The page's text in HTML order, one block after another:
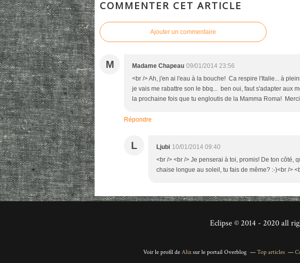
COMMENTER CET ARTICLE
Ajouter un commentaire
M Madame Chapeau 09/01/2014 23:56
<br /> Ah, j'en ai l'eau à la bouche! Ca respire l'Italie... à
je vais me rabattre son le bbq... ben oui, faut s'adapter aux
la prochaine fois que tu engloutis de la Mamma Roma!
Répondre
L Ljubi 10/01/2014 09:40
<br /> <br /> Je penserai à toi, promis! De ton côté,
chaise longue au soleil, tu fais de même? :-)<br />
Eclipse © 2014 - 2020 all
Voir le profil de Alixsur le portail Overblog Top articles